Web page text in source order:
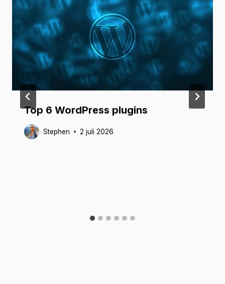
Top 6 WordPress plugins
Stephen 2 juli 2026